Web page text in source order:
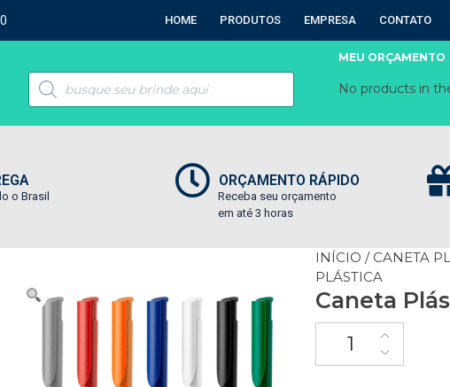
HOME PRODUTOS EMPRESA CONTATO
MEU ORÇAMENTO
No products in
o Brasil
ORÇAMENTO RÁPIDO
Receba seu orçamento
em até 3 horas
INÍCIO / CANETA
PLÁSTICA
Caneta